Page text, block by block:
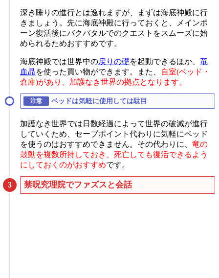
深き睡りの進行とは逸れますが、まずは海底神殿に行
きましょう。先に海底神殿に行っておくと、メインポ
ーン復活後にバクバタルでのクエストをスムーズに始
められるためおすすめです。
海底神殿では世界中の戻りの礎を起動できるほか、 竜
血晶を使った買い物ができます。また、
自室(ベッド・
倉庫)があり、加護なき世界の拠点となります。
ベッドは気軽に使用しては駄目
加護なき世界では日数経過によって世界の破滅が進行
していくため、セーブポイント代わりに気軽にベッド
を使うのはおすすめできません。その代わりに、 竜の
鼓動を複数所持しておき、死亡しても復活できるよう
にしておくのがおすすめです。
禁呪究理院でファズスと会話